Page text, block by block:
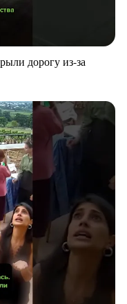
дорогу из-за